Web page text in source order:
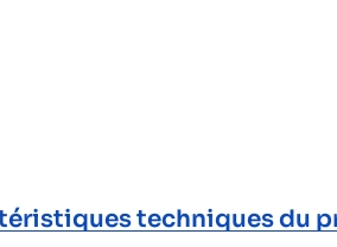
techniques du